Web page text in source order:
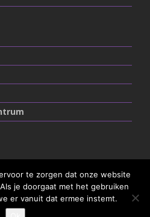
te zorgen dat onze website
je doorgaat met het gebruiken
er vanuit dat ermee instemt.